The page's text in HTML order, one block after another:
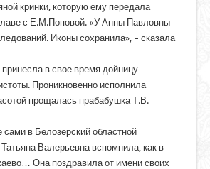
кринки, которую ему передала
с Е.М.Поповой. «У Анны Павловны
Иконы сохранила», – сказала
в свое время дойницу
Проникновенно исполнила
прощалась прабабушка Т.В.
в Белозерский областной
Валерьевна вспомнила, как в
Она поздравила от имени своих